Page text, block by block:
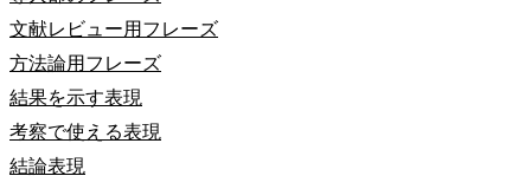
文献レビュー用フレーズ
方法論用フレーズ
結果を示す表現
考察で使える表現
結論表現